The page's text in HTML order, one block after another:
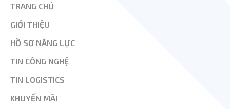
TRANG CHỦ
GIỚI THIỆU
HỒ SƠ NĂNG LỰC
TIN CÔNG NGHỆ
TIN LOGISTICS
KHUYẾN MÃI